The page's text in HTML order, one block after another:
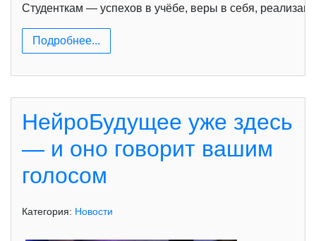
Студенткам — успехов в учёбе, веры в себя,
Подробнее...
НейроБудущее уже здесь
— и оно говорит вашим
голосом
Категория: Новости